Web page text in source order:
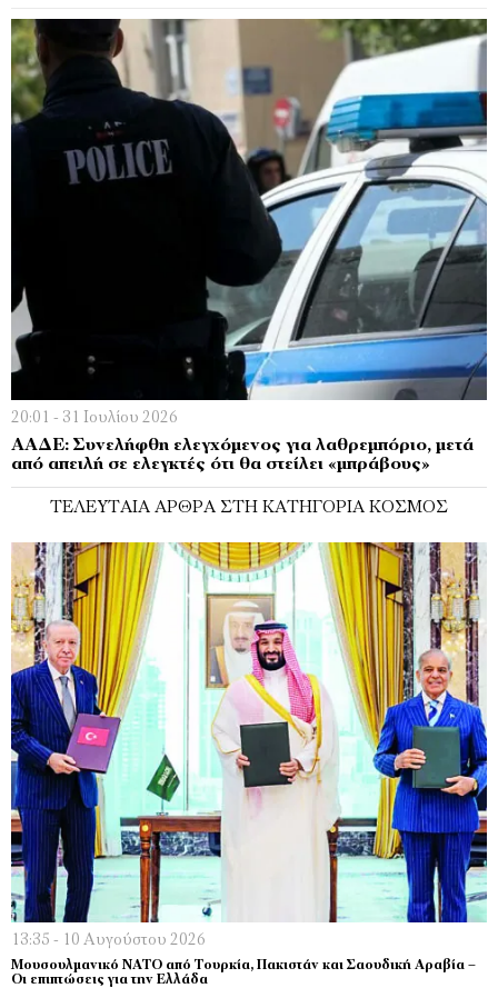
20:01 - 31 Ιουλίου 2026
ΑΑΔΕ: Συνελήφθη ελεγχόμενος για λαθρεμπόριο, μετά
από απειλή σε ελεγκτές ότι θα στείλει «μπράβους»
ΤΕΛΕΥΤΑΊΑ ΆΡΘΡΑ ΣΤΗ ΚΑΤΗΓΟΡΊΑ ΚΌΣΜΟΣ
13:35 - 10 Αυγούστου 2026
Μουσουλμανικό ΝΑΤΟ από Τουρκία, Πακιστάν και Σαουδική Αραβία –
Οι επιπτώσεις για την Ελλάδα